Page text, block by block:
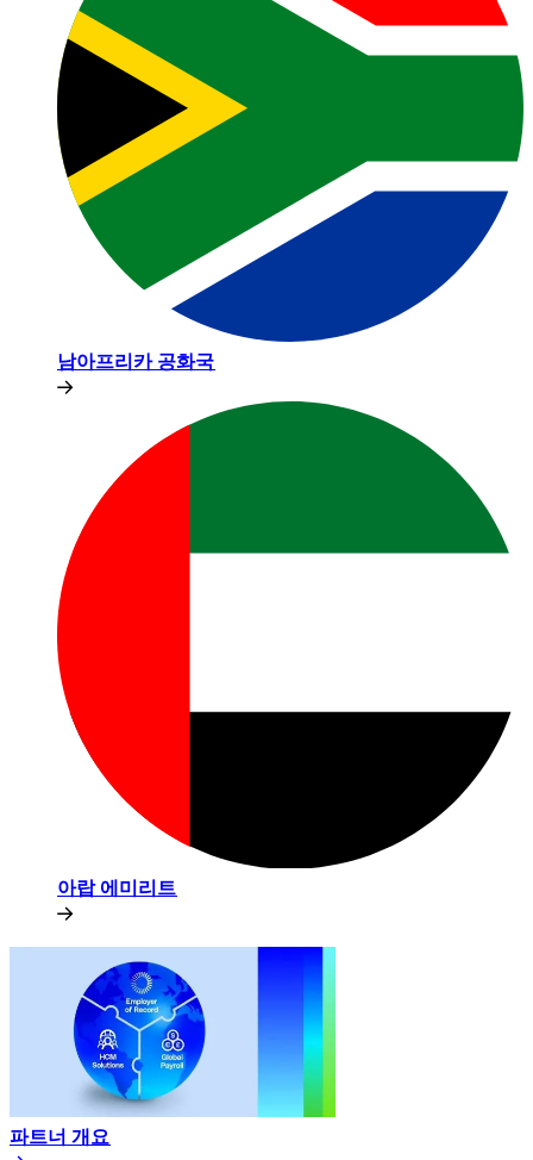
남아프리카 공화국​​
아랍 에미리트​​
파트너 개요​​